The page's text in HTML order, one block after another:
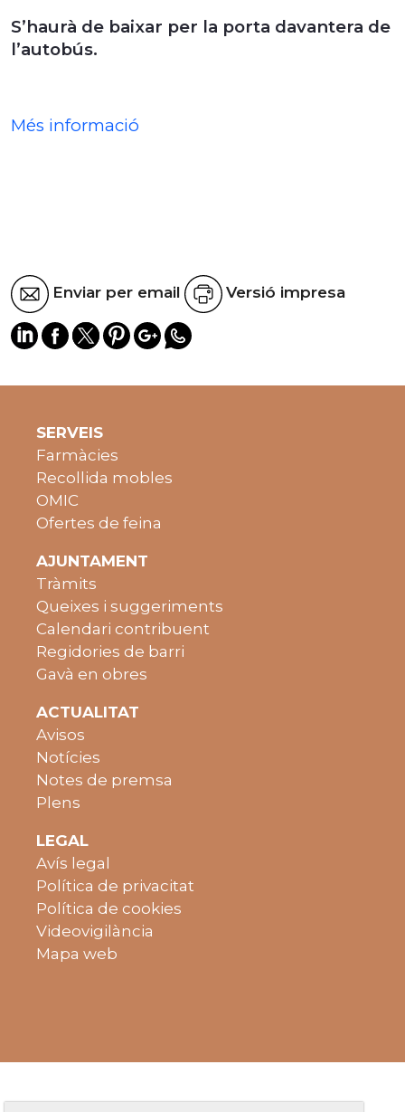
S’haurà de baixar per la porta davantera de
l’autobús.
Més informació
Enviar per email Versió impresa
SERVEIS
Farmàcies
Recollida mobles
OMIC
Ofertes de feina
AJUNTAMENT
Tràmits
Queixes i suggeriments
Calendari contribuent
Regidories de barri
Gavà en obres
ACTUALITAT
Avisos
Notícies
Notes de premsa
Plens
LEGAL
Avís legal
Política de privacitat
Política de cookies
Videovigilància
Mapa web